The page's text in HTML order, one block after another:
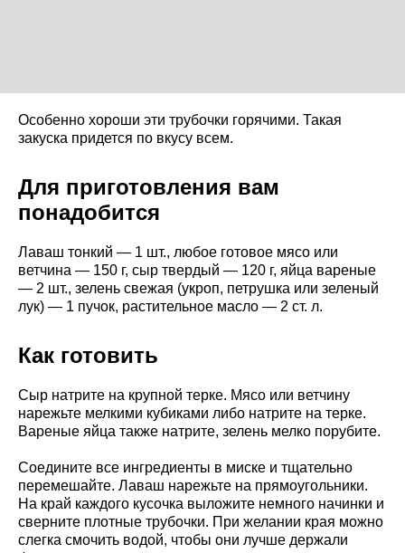
Особенно хороши эти трубочки горячими. Такая
закуска придется по вкусу всем.
Для приготовления вам
понадобится
Лаваш тонкий — 1 шт., любое готовое мясо или
ветчина — 150 г, сыр твердый — 120 г, яйца вареные
— 2 шт., зелень свежая (укроп, петрушка или зеленый
лук) — 1 пучок, растительное масло — 2 ст. л.
Как готовить
Сыр натрите на крупной терке. Мясо или ветчину
нарежьте мелкими кубиками либо натрите на терке.
Вареные яйца также натрите, зелень мелко порубите.
Соедините все ингредиенты в миске и тщательно
перемешайте. Лаваш нарежьте на прямоугольники.
На край каждого кусочка выложите немного начинки и
сверните плотные трубочки. При желании края можно
слегка смочить водой, чтобы они лучше держали